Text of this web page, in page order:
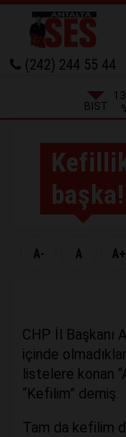
(242) 244 55 44
BIST
başka!
A- A A+
CHP İl Başkanı
içinde
listelere konan
“Kefilim” demiş.
Tam da kefilim